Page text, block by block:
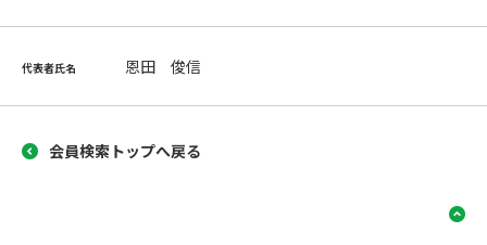
代表者氏名 恩田 俊信
会員検索トップへ戻る